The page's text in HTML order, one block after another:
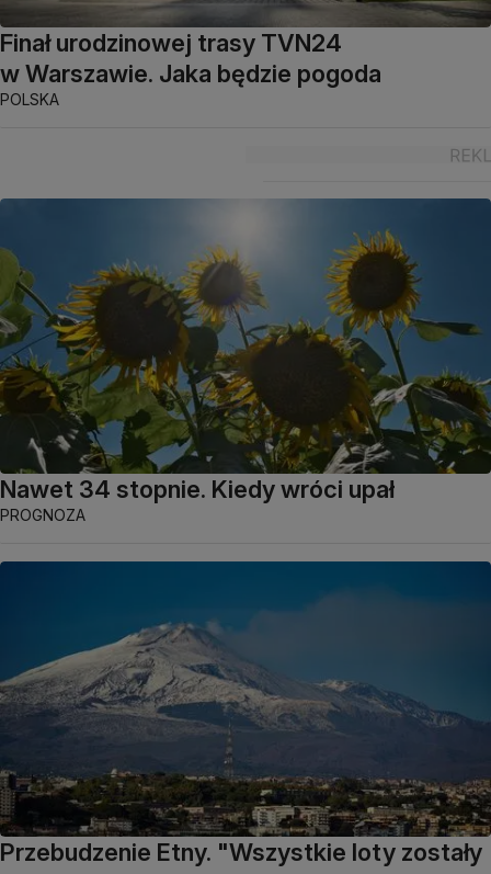
Finał urodzinowej trasy TVN24
w Warszawie. Jaka będzie pogoda
POLSKA
Nawet 34 stopnie. Kiedy wróci upał
PROGNOZA
Przebudzenie Etny. "Wszystkie loty zostały